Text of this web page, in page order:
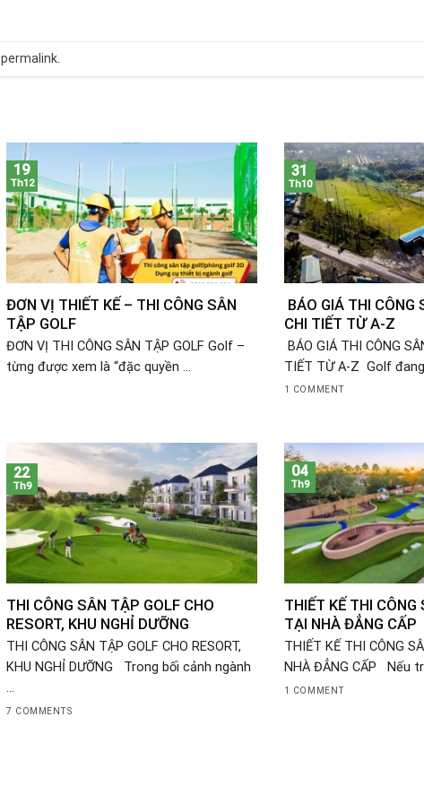
permalink
ĐƠN VỊ THIẾT KẾ – THI CÔNG SÂN
TẬP GOLF
ĐƠN VỊ THI CÔNG SÂN TẬP GOLF Golf –
từng được xem là “đặc quyền ...
19
Th12
BÁO GIÁ THI CÔNG
CHI TIẾT TỪ A-Z
BÁO GIÁ THI CÔNG
TIẾT TỪ A-Z Golf
1 COMMENT
31
Th10
THI CÔNG SÂN TẬP GOLF CHO
RESORT, KHU NGHỈ DƯỠNG
THI CÔNG SÂN TẬP GOLF CHO RESORT,
KHU NGHỈ DƯỠNG Trong bối cảnh ngành
...
7 COMMENTS
22
Th9
THIẾT KẾ THI
TẠI NHÀ ĐẲNG CẤP
THIẾT KẾ THI CÔNG
NHÀ ĐẲNG CẤP Nếu
1 COMMENT
04
Th9